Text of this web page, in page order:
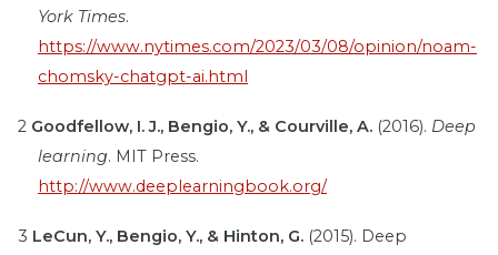
York Times.
https://www.nytimes.com/2023/03/08/opinion/noam-
chomsky-chatgpt-ai.html
2 Goodfellow, I. J., Bengio, Y., & Courville, A. (2016). Deep
learning. MIT Press.
http://www.deeplearningbook.org/
3 LeCun, Y., Bengio, Y., & Hinton, G. (2015). Deep